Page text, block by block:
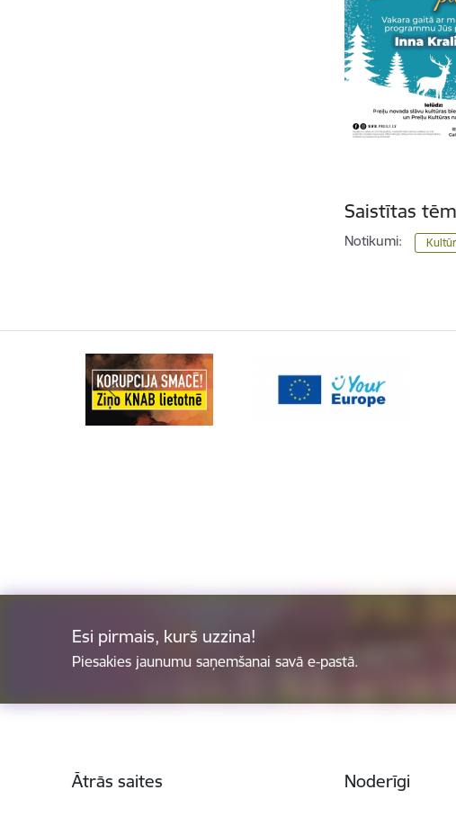
Saistītas
Notikumi:
Esi pirmais, kurš uzzina!
Piesakies jaunumu saņemšanai savā e-pastā.
Ātrās saites Noderīgi